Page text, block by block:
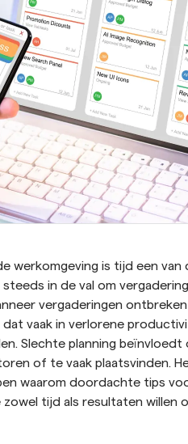
werkomgeving is tijd een
in de val om
vergaderingen
vaak in verlorene
Slechte planning beïnvloedt
of te vaak plaatsvinden.
waarom doordachte tips
tijd als resultaten willen